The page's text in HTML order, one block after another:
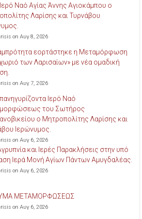
Ναό Αγίας Άννης Αγιοκάμπου ο
Λαρίσης και Τυρνάβου
on Αυγ 8, 2026
εορτάστηκε η Μεταμόρφωση
των Λαρισαίων» με νέα ομαδική
on Αυγ 7, 2026
Ιερό Ναό
του Σωτήρος
ο Μητροπολίτης Λαρίσης και
Ιερώνυμος.
on Αυγ 6, 2026
και Ιερές Παρακλήσεις στην υπό
Ιερά Μονή Αγίων Πάντων Αμυγδαλέας.
on Αυγ 6, 2026
ΜΕΤΑΜΟΡΦΩΣΕΩΣ
on Αυγ 6, 2026